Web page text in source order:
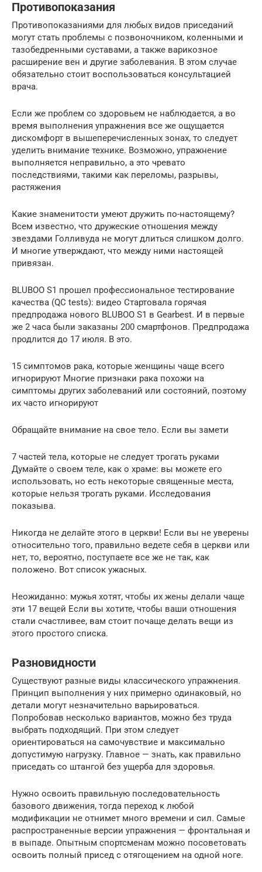
Противопоказания
Противопоказаниями для любых видов приседаний
могут стать проблемы с позвоночником, коленными и
тазобедренными суставами, а также варикозное
расширение вен и другие заболевания. В этом случае
обязательно стоит воспользоваться консультацией
врача.
Если же проблем со здоровьем не наблюдается, а во
время выполнения упражнения все же ощущается
дискомфорт в вышеперечисленных зонах, то следует
уделить внимание технике. Возможно, упражнение
выполняется неправильно, а это чревато
последствиями, такими как переломы, разрывы,
растяжения
Какие знаменитости умеют дружить по-настоящему?
Всем известно, что дружеские отношения между
звездами Голливуда не могут длиться слишком долго.
И многие утверждают, что между ними настоящей
привязан.
BLUBOO S1 прошел профессиональное тестирование
качества (QC tests): видео Стартовала горячая
предпродажа нового BLUBOO S1 в Gearbest. И в первые
же 2 часа были заказаны 200 смартфонов. Предпродажа
продлится до 17 июля. В это.
15 симптомов рака, которые женщины чаще всего
игнорируют Многие признаки рака похожи на
симптомы других заболеваний или состояний, поэтому
их часто игнорируют
Обращайте внимание на свое тело. Если вы замети
7 частей тела, которые не следует трогать руками
Думайте о своем теле, как о храме: вы можете его
использовать, но есть некоторые священные места,
которые нельзя трогать руками. Исследования
показыва.
Никогда не делайте этого в церкви! Если вы не уверены
относительно того, правильно ведете себя в церкви или
нет, то, вероятно, поступаете все же не так, как
положено. Вот список ужасных.
Неожиданно: мужья хотят, чтобы их жены делали чаще
эти 17 вещей Если вы хотите, чтобы ваши отношения
стали счастливее, вам стоит почаще делать вещи из
этого простого списка.
Разновидности
Существуют разные виды классического упражнения.
Принцип выполнения у них примерно одинаковый, но
детали могут незначительно варьироваться.
Попробовав несколько вариантов, можно без труда
выбрать подходящий. При этом следует
ориентироваться на самочувствие и максимально
допустимую нагрузку. Главное — знать, как правильно
приседать со штангой без ущерба для здоровья.
Нужно освоить правильную последовательность
базового движения, тогда переход к любой
модификации не отнимет много времени и сил. Самые
распространенные версии упражнения — фронтальная и
в выпаде. Опытным спортсменам можно посоветовать
освоить полный присед с отягощением на одной ноге.